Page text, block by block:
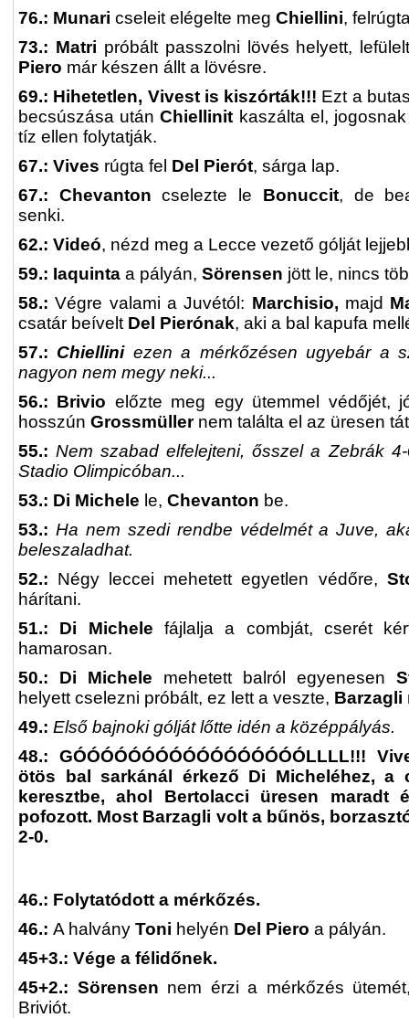
76.: Munari cseleit elégelte meg Chiellini,
73.: Matri próbált passzolni lövés helyett,
Piero már készen állt a lövésre.
69.: Hihetetlen, Vivest is kiszórták!!! Ezt a
becsúszása utánChiellinit kaszálta el,
tíz ellen folytatják.
67.: Vives rúgta fel Del Pierót, sárga lap.
67.: Chevanton cselezte le Bonuccit, de
senki.
62.: Videó, nézd meg a Lecce vezető gólját
59.: Iaquinta a pályán, Sörensen jött le, nincs
58.: Végre valami a Juvétól: Marchisio, majd
csatár beívelt Del Pierónak, aki a bal kapufa
57.: Chiellini ezen a mérkőzésen ugyebár a
nagyon nem megy neki...
56.: Brivio előzte meg egy ütemmel védőjét,
hosszún Grossmüller nem találta el az üresen
55.:Nem szabad elfelejteni, ősszel a Zebrák
Stadio Olimpicóban...
53.: Di Michele le, Chevanton be.
53.: Ha nem szedi rendbe védelmét a Juve,
beleszaladhat.
52.: Négy leccei mehetett egyetlen védőre,
hárítani.
51.: Di Michele fájlalja a combját, cserét
hamarosan.
50.: Di Michele mehetett balról egyenesen
helyett cselezni próbált, ez lett a veszte, Barzagli
49.: Első bajnoki gólját lőtte idén a középpályás.
48.: GÓÓÓÓÓÓÓÓÓÓÓÓÓÓÓÓÓLLLL!!!
ötös bal sarkánál érkező Di Micheléhez, a
keresztbe, ahol Bertolacci üresen maradt
pofozott. Most Barzagli volt a bűnös,
2-0.
46.: Folytatódott a mérkőzés.
46.: A halvány Toni helyén Del Piero a pályán.
45+3.: Vége a félidőnek.
45+2.: Sörensen nem érzi a mérkőzés
Briviót.